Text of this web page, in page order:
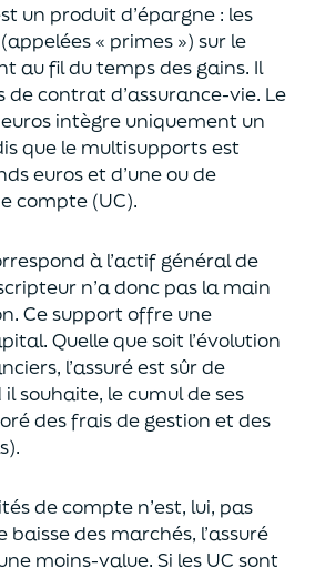
un produit d’épargne : les
(appelées « primes ») sur le
au fil du temps des gains. Il
de contrat d’assurance-vie. Le
intègre uniquement un
que le multisupports est
euros et d’une ou de
compte (UC).
à l’actif général de
n’a donc pas la main
Ce support offre une
Quelle que soit l’évolution
l’assuré est sûr de
il souhaite, le cumul de ses
des frais de gestion et des
de compte n’est, lui, pas
baisse des marchés, l’assuré
moins-value. Si les UC sont